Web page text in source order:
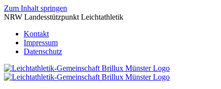
Zum Inhalt springen
NRW Landesstützpunkt Leichtathletik
Kontakt
Impressum
Datenschutz